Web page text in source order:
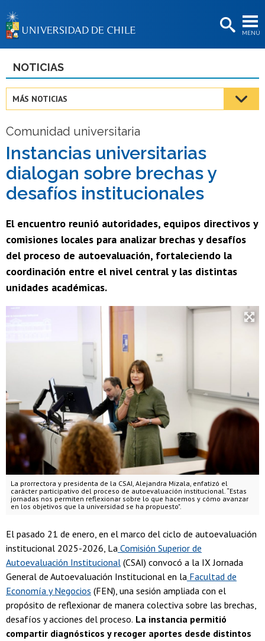
MENÚ
BIBLIOTECAS
Estudiantes
Académicas/os
Funcionarias/os
Egresadas/os
NOTICIAS
MÁS NOTICIAS
Comunidad universitaria
Instancias universitarias
dialogan sobre brechas y
desafíos institucionales
El encuentro reunió autoridades, equipos directivos y
comisiones locales para analizar brechas y desafíos
del proceso de autoevaluación, fortaleciendo la
coordinación entre el nivel central y las distintas
unidades académicas.
La prorrectora y presidenta de la CSAI, Alejandra Mizala, enfatizó el
carácter participativo del proceso de autoevaluación institucional. “Estas
jornadas nos permiten reflexionar sobre lo que hacemos y cómo avanzar
en los objetivos que la universidad se ha propuesto".
El pasado 21 de enero, en el marco del ciclo de autoevaluación
institucional 2025-2026, La Comisión Superior de
Autoevaluación Institucional (CSAI) convocó a la IX Jornada
General de Autoevaluación Institucional en la Facultad de
Economía y Negocios (FEN), una sesión ampliada con el
propósito de reflexionar de manera colectiva sobre las brechas,
desafíos y acciones del proceso. La instancia permitió
compartir diagnósticos y recoger aportes desde distintos